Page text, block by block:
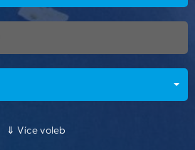
Více voleb